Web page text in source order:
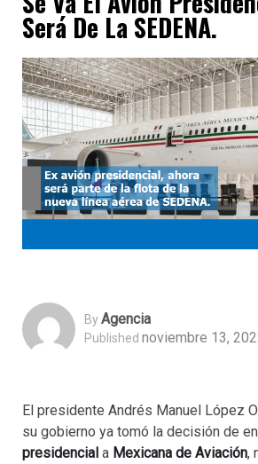
Será De La SEDENA.
ByAgencia
Published noviembre 13,
El presidente Andrés Manuel López
su gobierno ya tomó la decisión de
presidencial a Mexicana de Aviación,